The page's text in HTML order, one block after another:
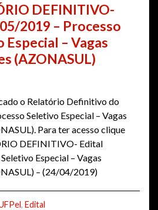
DEFINITIVO-
2019 – Processo
Especial – Vagas
(AZONASUL)
o Relatório Definitivo do
Seletivo Especial – Vagas
Para ter acesso clique
DEFINITIVO- Edital
Especial – Vagas
– (24/04/2019)
, Edital